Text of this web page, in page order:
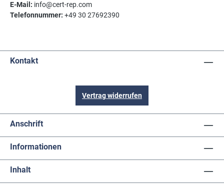
E-Mail: info@cert-rep.com
Telefonnummer: +49 30 27692390
Kontakt
Vertrag widerrufen
Anschrift
Informationen
Inhalt